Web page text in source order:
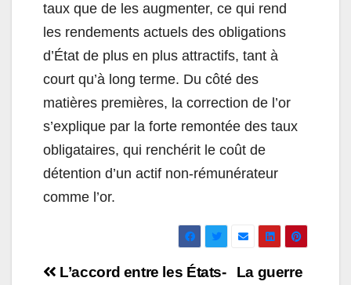
taux que de les augmenter, ce qui rend
les rendements actuels des obligations
d’État de plus en plus attractifs, tant à
court qu’à long terme. Du côté des
matières premières, la correction de l’or
s’explique par la forte remontée des taux
obligataires, qui renchérit le coût de
détention d’un actif non-rémunérateur
comme l’or.
Navigation
La guerre
L’accord entre les États-